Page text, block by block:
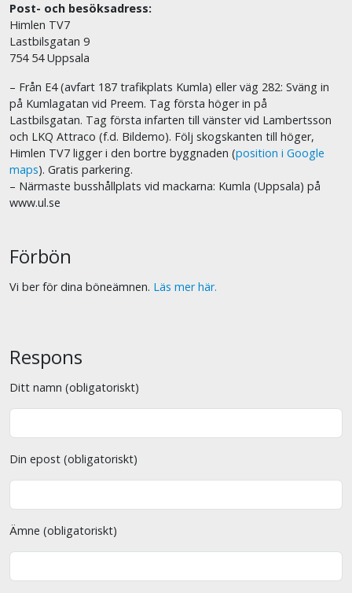
Post- och besöksadress:
Himlen TV7
Lastbilsgatan 9
754 54 Uppsala
– Från E4 (avfart 187 trafikplats Kumla) eller väg 282: Sväng in
på Kumlagatan vid Preem. Tag första höger in på
Lastbilsgatan. Tag första infarten till vänster vid Lambertsson
och LKQ Attraco (f.d. Bildemo). Följ skogskanten till höger,
Himlen TV7 ligger i den bortre byggnaden (position i Google
maps). Gratis parkering.
– Närmaste busshållplats vid mackarna: Kumla (Uppsala) på
www.ul.se
Förbön
Vi ber för dina böneämnen. Läs mer här.
Respons
Ditt namn (obligatoriskt)
Din epost (obligatoriskt)
Ämne (obligatoriskt)